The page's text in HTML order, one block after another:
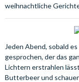
weihnachtliche
Jeden Abend, sobald
gesprochen, der das
Lichtern erstrahlen
Butterbeer und